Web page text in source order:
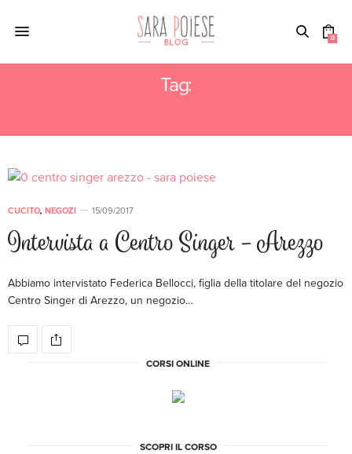
0
Tag:
CUCITO, NEGOZI 15/09/2017
Intervista a Centro Singer – Arezzo
Abbiamo intervistato Federica Bellocci, figlia della titolare del negozio
Centro Singer di Arezzo, un negozio…
CORSI ONLINE
SCOPRI IL CORSO